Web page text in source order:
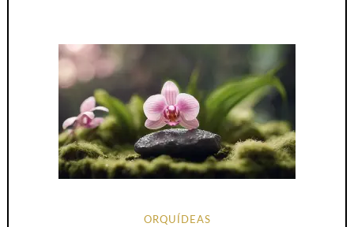
ORQUÍDEAS